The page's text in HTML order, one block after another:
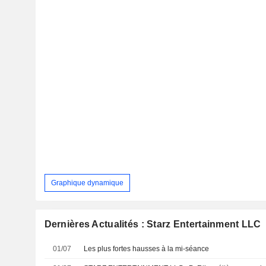
Graphique dynamique
Dernières Actualités : Starz Entertainment LLC
01/07 Les plus fortes hausses à la mi-séance